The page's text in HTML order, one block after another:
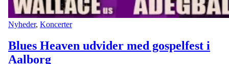
Nyheder, Koncerter
Blues Heaven udvider med gospelfest i
Aalborg